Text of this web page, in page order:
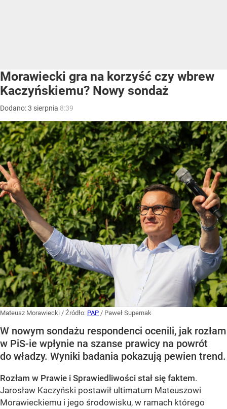
Morawiecki gra na korzyść czy wbrew
Kaczyńskiemu? Nowy sondaż
Dodano:3 sierpnia 8:39
Mateusz Morawiecki / Źródło: PAP / Paweł Supernak
W nowym sondażu respondenci ocenili, jak rozłam
w PiS-ie wpłynie na szanse prawicy na powrót
do władzy. Wyniki badania pokazują pewien trend.
Rozłam w Prawie i Sprawiedliwości stał się faktem.
Jarosław Kaczyński postawił ultimatum Mateuszowi
Morawieckiemu i jego środowisku, w ramach którego